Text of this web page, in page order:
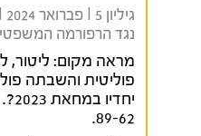
נגד הרפורמה
מראה מקום:
פוליטית והשבתה
יחדיו במחאת 2023?.
89-62.